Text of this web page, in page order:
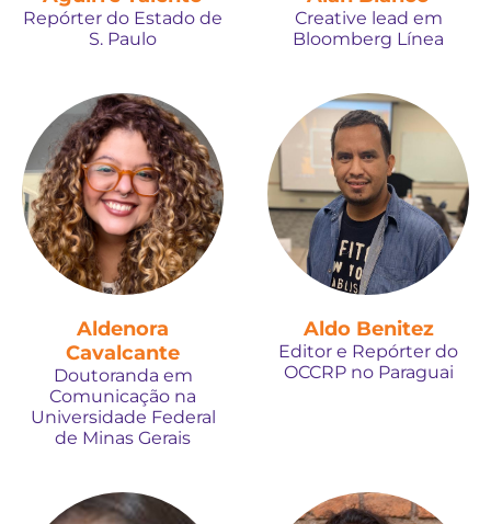
Repórter do Estado de
S. Paulo
Creative lead em
Bloomberg Línea
Aldenora
Cavalcante
Doutoranda em
Comunicação na
Universidade Federal
de Minas Gerais
Aldo Benitez
Editor e Repórter do
OCCRP no Paraguai